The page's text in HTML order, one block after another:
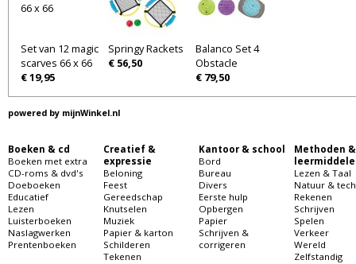
Set van 12 magic
scarves 66 x 66
€ 19,95
Springy Rackets
€ 56,50
Balanco Set 4
Obstacle
€ 79,50
powered by mijnWinkel.nl
Boeken & cd
Boeken met extra
CD-roms & dvd's
Doeboeken
Educatief
Lezen
Luisterboeken
Naslagwerken
Prentenboeken
Creatief &
expressie
Beloning
Feest
Gereedschap
Knutselen
Muziek
Papier & karton
Schilderen
Tekenen
Kantoor & school
Bord
Bureau
Divers
Eerste hulp
Opbergen
Papier
Schrijven &
corrigeren
Methoden &
Lezen & Taal
Natuur &
Rekenen
Schrijven
Spelen
Verkeer
Wereld
Zelfstandig